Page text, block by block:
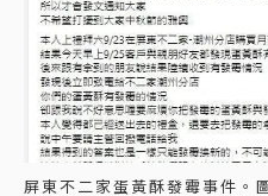
屏東不二家蛋黃酥發霉事件。